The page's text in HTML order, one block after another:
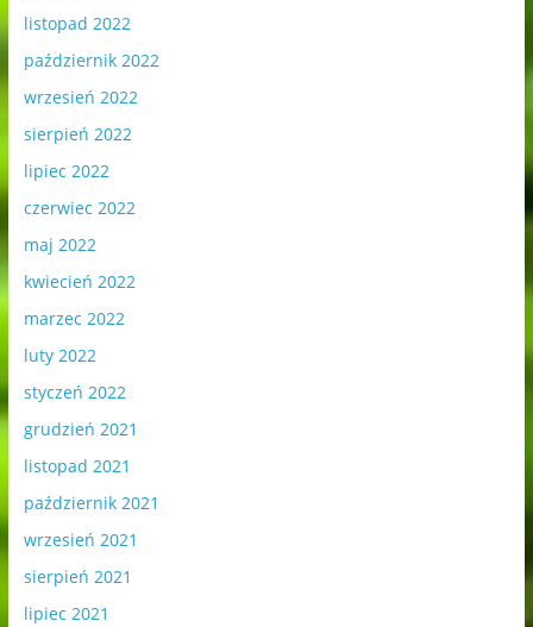
listopad 2022
październik 2022
wrzesień 2022
sierpień 2022
lipiec 2022
czerwiec 2022
maj 2022
kwiecień 2022
marzec 2022
luty 2022
styczeń 2022
grudzień 2021
listopad 2021
październik 2021
wrzesień 2021
sierpień 2021
lipiec 2021